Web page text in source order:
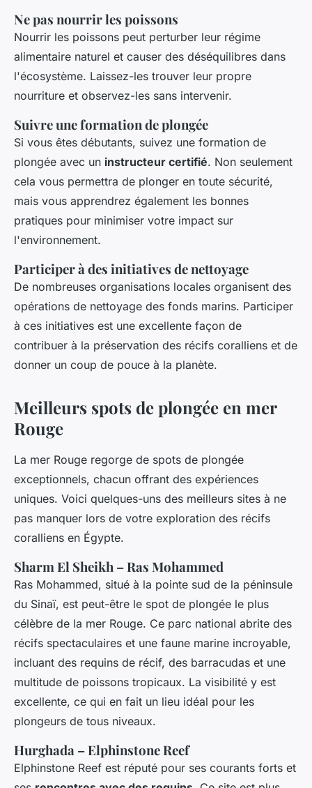
Ne pas nourrir les poissons
Nourrir les poissons peut perturber leur régime
alimentaire naturel et causer des déséquilibres dans
l'écosystème. Laissez-les trouver leur propre
nourriture et observez-les sans intervenir.
Suivre une formation de plongée
Si vous êtes débutants, suivez une formation de
plongée avec un instructeur certifié. Non seulement
cela vous permettra de plonger en toute sécurité,
mais vous apprendrez également les bonnes
pratiques pour minimiser votre impact sur
l'environnement.
Participer à des initiatives de nettoyage
De nombreuses organisations locales organisent des
opérations de nettoyage des fonds marins. Participer
à ces initiatives est une excellente façon de
contribuer à la préservation des récifs coralliens et de
donner un coup de pouce à la planète.
Meilleurs spots de plongée en mer
Rouge
La mer Rouge regorge de spots de plongée
exceptionnels, chacun offrant des expériences
uniques. Voici quelques-uns des meilleurs sites à ne
pas manquer lors de votre exploration des récifs
coralliens en Égypte.
Sharm El Sheikh – Ras Mohammed
Ras Mohammed, situé à la pointe sud de la péninsule
du Sinaï, est peut-être le spot de plongée le plus
célèbre de la mer Rouge. Ce parc national abrite des
récifs spectaculaires et une faune marine incroyable,
incluant des requins de récif, des barracudas et une
multitude de poissons tropicaux. La visibilité y est
excellente, ce qui en fait un lieu idéal pour les
plongeurs de tous niveaux.
Hurghada – Elphinstone Reef
Elphinstone Reef est réputé pour ses courants forts et